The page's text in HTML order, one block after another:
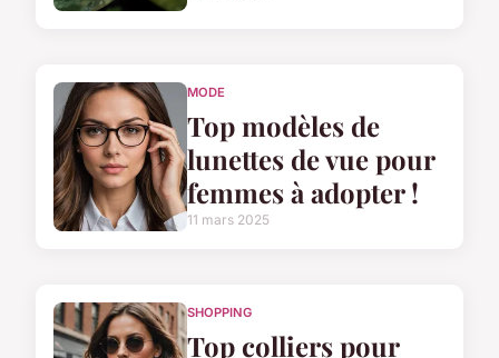
MODE
Top modèles de
lunettes de vue pour
femmes à adopter !
11 mars 2025
SHOPPING
Top colliers pour